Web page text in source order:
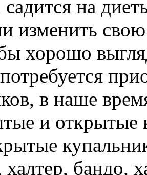
садится на
изменить
хорошо
в наше
и
халтер, бандо,